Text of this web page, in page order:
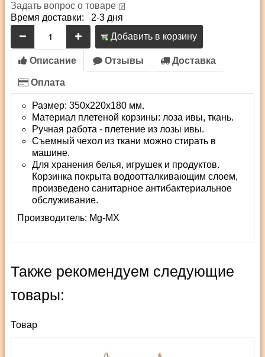
Задать вопрос о товаре
Время доставки: 2-3 дня
Добавить в корзину
Описание Отзывы Доставка
Оплата
Размер: 350х220х180 мм.
Материал плетеной корзины: лоза ивы, ткань.
Ручная работа - плетение из лозы ивы.
Съемный чехол из ткани можно стирать в
машине.
Для хранения белья, игрушек и продуктов.
Корзинка покрыта водоотталкивающим слоем,
произведено санитарное антибактериальное
обслуживание.
Производитель: Mg-MX
Также рекомендуем следующие
товары:
Товар